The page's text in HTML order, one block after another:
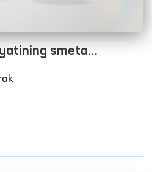
smeta
to‘g‘risida Hisobot